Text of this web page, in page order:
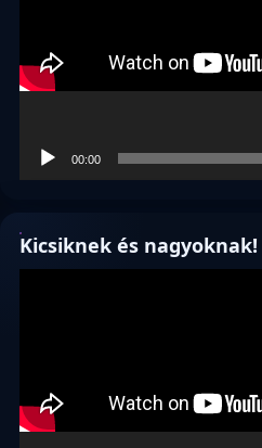
00:00
Kicsiknek és nagyoknak!